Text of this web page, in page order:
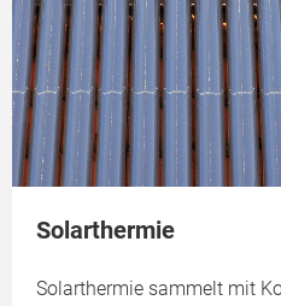
Solarthermie
Solarthermie sammelt mit